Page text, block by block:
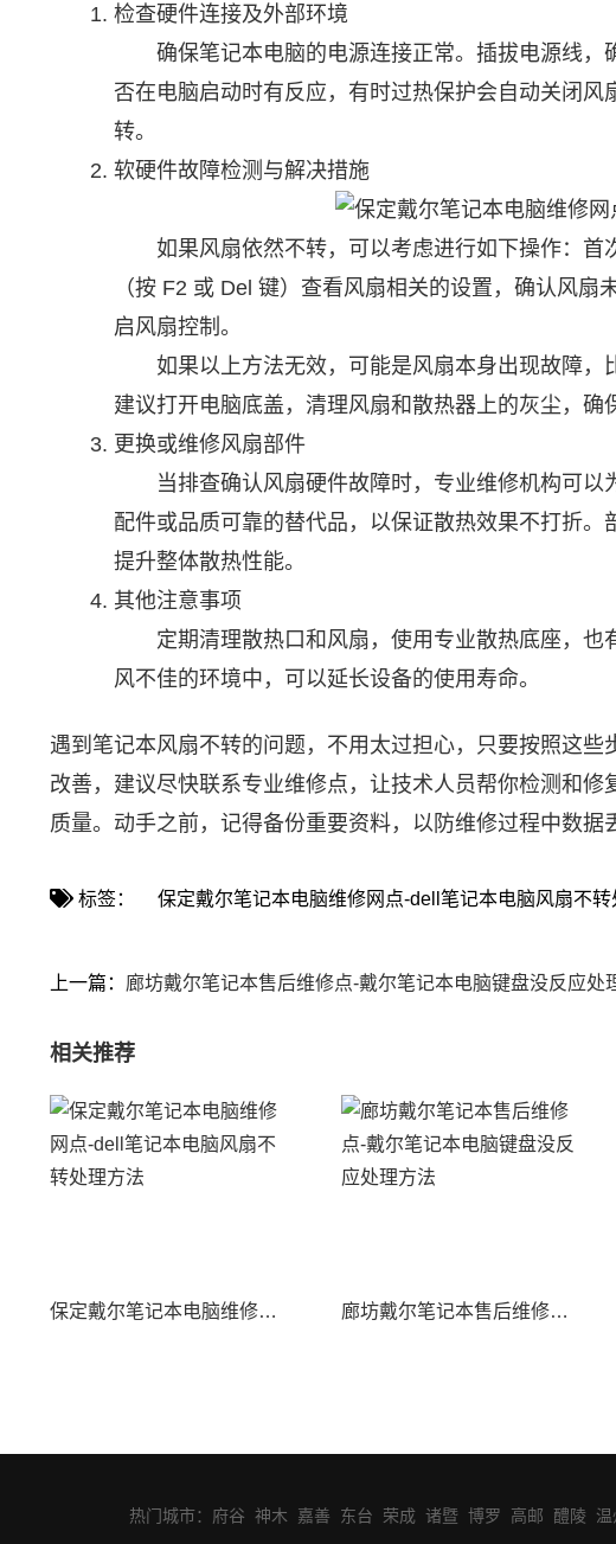
检查硬件连接及外部环境
确保笔记本电脑的电源连接正常。插拔电源线，
否在电脑启动时有反应，有时过热保护会自动关闭
转。
软硬件故障检测与解决措施
如果风扇依然不转，可以考虑进行如下操作：首
（按 F2 或 Del 键）查看风扇相关的设置，确认风
启风扇控制。
如果以上方法无效，可能是风扇本身出现故障，
建议打开电脑底盖，清理风扇和散热器上的灰尘，确
更换或维修风扇部件
当排查确认风扇硬件故障时，专业维修机构可以
配件或品质可靠的替代品，以保证散热效果不打折。
提升整体散热性能。
其他注意事项
定期清理散热口和风扇，使用专业散热底座，也
风不佳的环境中，可以延长设备的使用寿命。
遇到笔记本风扇不转的问题，不用太过担心，只要按照这
改善，建议尽快联系专业维修点，让技术人员帮你检测和
质量。动手之前，记得备份重要资料，以防维修过程中数据
标签： 保定戴尔笔记本电脑维修网点-dell笔记本电脑风扇不转
上一篇： 廊坊戴尔笔记本售后维修点-戴尔笔记本电脑键盘没反应处
相关推荐
保定戴尔笔记本电脑维修网点-dell笔记本电脑风扇不转处理方法 廊坊戴尔笔记本售后维修点-戴尔笔记本电脑键盘没反应处理方法
热门城市： 府谷 神木 嘉善 东台 荣成 诸暨 博罗 高邮 醴陵